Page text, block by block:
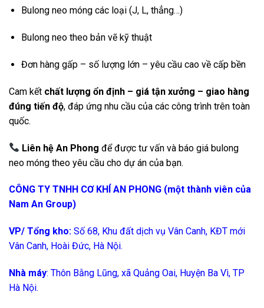
Bulong neo móng các loại (J, L, thẳng…)
Bulong neo theo bản vẽ kỹ thuật
Đơn hàng gấp – số lượng lớn – yêu cầu cao về cấp bền
Cam kết chất lượng ổn định – giá tận xưởng – giao hàng
đúng tiến độ, đáp ứng nhu cầu của các công trình trên toàn
quốc.
Liên hệ An Phong để được tư vấn và báo giá bulong
neo móng theo yêu cầu cho dự án của bạn.
CÔNG TY TNHH CƠ KHÍ AN PHONG (một thành viên của
Nam An Group)
VP/ Tổng kho: Số 68, Khu đất dịch vụ Vân Canh, KĐT mới
Vân Canh, Hoài Đức, Hà Nội.
Nhà máy: Thôn Bằng Lũng, xã Quảng Oai, Huyện Ba Vì, TP
Hà Nội.